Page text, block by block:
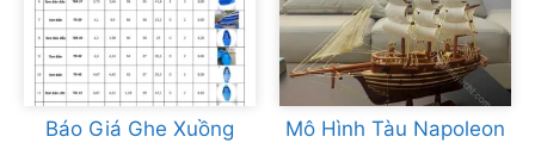
Báo Giá Ghe Xuồng
Mô Hình Tàu Napoleon